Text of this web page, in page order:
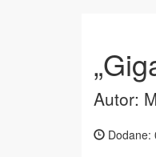
Autor:
Dodane: